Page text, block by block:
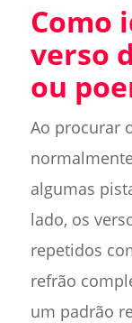
Como
verso
ou
Ao procurar
algumas
lado, os
repetidos
refrão
um padrão